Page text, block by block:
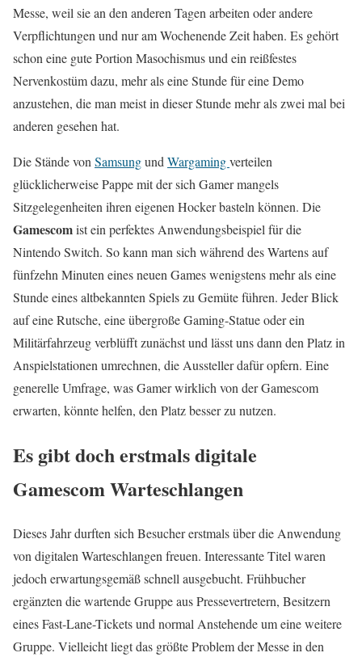
Messe, weil sie an den anderen Tagen arbeiten oder andere
Verpflichtungen und nur am Wochenende Zeit haben. Es gehört
schon eine gute Portion Masochismus und ein reißfestes
Nervenkostüm dazu, mehr als eine Stunde für eine Demo
anzustehen, die man meist in dieser Stunde mehr als zwei mal bei
anderen gesehen hat.
Die Stände vonSamsungundWargamingverteilen
glücklicherweise Pappe mit der sich Gamer mangels
Sitzgelegenheiten ihren eigenen Hocker basteln können. Die
Gamescomist ein perfektes Anwendungsbeispiel für die
Nintendo Switch. So kann man sich während des Wartens auf
fünfzehn Minuten eines neuen Games wenigstens mehr als eine
Stunde eines altbekannten Spiels zu Gemüte führen. Jeder Blick
auf eine Rutsche, eine übergroße Gaming-Statue oder ein
Militärfahrzeug verblüfft zunächst und lässt uns dann den Platz in
Anspielstationen umrechnen, die Aussteller dafür opfern. Eine
generelle Umfrage, was Gamer wirklich von der Gamescom
erwarten, könnte helfen, den Platz besser zu nutzen.
Es gibt doch erstmals digitale
Gamescom Warteschlangen
Dieses Jahr durften sich Besucher erstmals über die Anwendung
von digitalen Warteschlangen freuen. Interessante Titel waren
jedoch erwartungsgemäß schnell ausgebucht. Frühbucher
ergänzten die wartende Gruppe aus Pressevertretern, Besitzern
eines Fast-Lane-Tickets und normal Anstehende um eine weitere
Gruppe. Vielleicht liegt das größte Problem der Messe in den